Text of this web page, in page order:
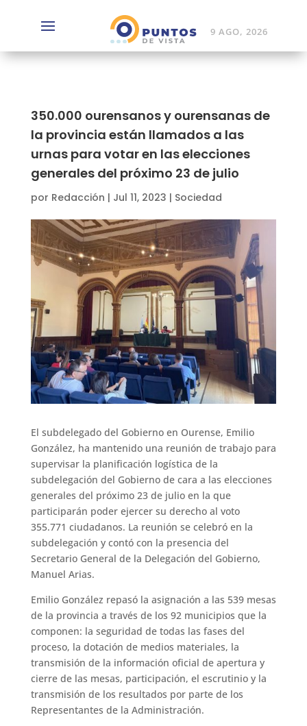
9 AGO, 2026
350.000 ourensanos y ourensanas de
la provincia están llamados a las
urnas para votar en las elecciones
generales del próximo 23 de julio
por Redacción | Jul 11, 2023 | Sociedad
El subdelegado del Gobierno en Ourense, Emilio
González, ha mantenido una reunión de trabajo para
supervisar la planificación logística de la
subdelegación del Gobierno de cara a las elecciones
generales del próximo 23 de julio en la que
participarán poder ejercer su derecho al voto
355.771 ciudadanos. La reunión se celebró en la
subdelegación y contó con la presencia del
Secretario General de la Delegación del Gobierno,
Manuel Arias.
Emilio González repasó la asignación a las 539 mesas
de la provincia a través de los 92 municipios que la
componen: la seguridad de todas las fases del
proceso, la dotación de medios materiales, la
transmisión de la información oficial de apertura y
cierre de las mesas, participación, el escrutinio y la
transmisión de los resultados por parte de los
Representantes de la Administración.